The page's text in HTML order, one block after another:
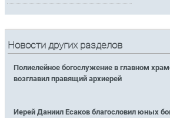
Новости других разделов
Полиелейное богослужение в главном
возглавил правящий архиерей
Иерей Даниил Есаков благословил юных